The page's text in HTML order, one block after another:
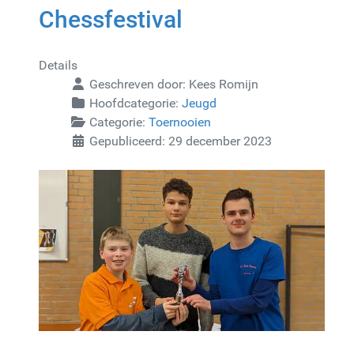
Chessfestival
Details
Geschreven door: Kees Romijn
Hoofdcategorie: Jeugd
Categorie: Toernooien
Gepubliceerd: 29 december 2023